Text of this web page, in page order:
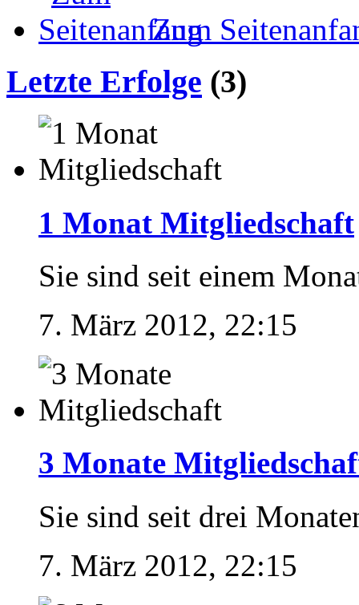
Zum
Letzte Erfolge (3)
1 Monat Mitgliedschaft
Sie sind seit einem
7. März 2012, 22:15
3 Monate
Sie sind seit drei
7. März 2012, 22:15